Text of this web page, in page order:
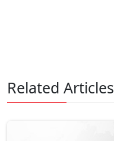
Related Articles